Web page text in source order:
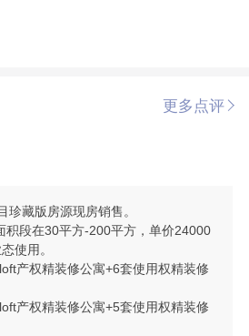
更多点评
珍藏版房源现房销售。
积段在30平方-200平方，单价24000
使用。
产权精装修公寓+6套使用权精装修
产权精装修公寓+5套使用权精装修